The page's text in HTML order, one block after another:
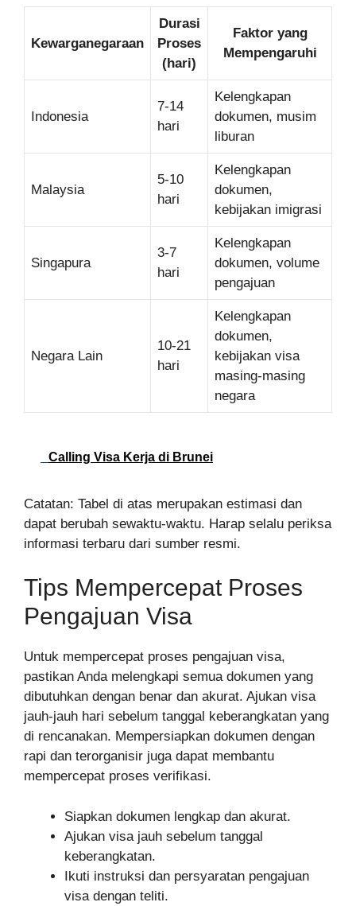
Kewarganegaraan
Durasi
Proses
(hari)
Faktor yang
Mempengaruhi
Indonesia
7-14
hari
Kelengkapan
dokumen, musim
liburan
Malaysia
5-10
hari
Kelengkapan
dokumen,
kebijakan imigrasi
Singapura
3-7
hari
Kelengkapan
dokumen, volume
pengajuan
Negara Lain
10-21
hari
Kelengkapan
dokumen,
kebijakan visa
masing-masing
negara
Calling Visa Kerja di Brunei
Catatan: Tabel di atas merupakan estimasi dan
dapat berubah sewaktu-waktu. Harap selalu periksa
informasi terbaru dari sumber resmi.
Tips Mempercepat Proses
Pengajuan Visa
Untuk mempercepat proses pengajuan visa,
pastikan Anda melengkapi semua dokumen yang
dibutuhkan dengan benar dan akurat. Ajukan visa
jauh-jauh hari sebelum tanggal keberangkatan yang
di rencanakan. Mempersiapkan dokumen dengan
rapi dan terorganisir juga dapat membantu
mempercepat proses verifikasi.
Siapkan dokumen lengkap dan akurat.
Ajukan visa jauh sebelum tanggal
keberangkatan.
Ikuti instruksi dan persyaratan pengajuan
visa dengan teliti.